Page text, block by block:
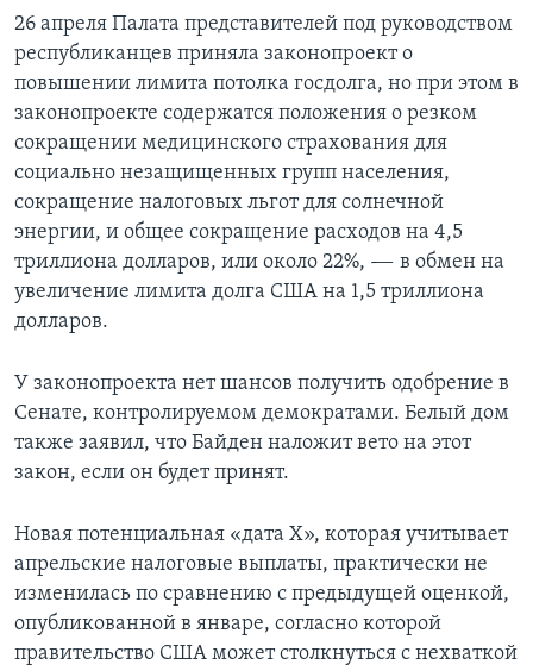
26 апреля Палата представителей под руководством
республиканцев приняла законопроект о
повышении лимита потолка госдолга, но при этом в
законопроекте содержатся положения о резком
сокращении медицинского страхования для
социально незащищенных групп населения,
сокращение налоговых льгот для солнечной
энергии, и общее сокращение расходов на 4,5
триллиона долларов, или около 22%, -— в обмен на
увеличение лимита долга США на 1,5 триллиона
долларов.
У законопроекта нет шансов получить одобрение в
Сенате, контролируемом демократами. Белый дом
также заявил, что Байден наложит вето на этот
закон, если он будет принят.
Новая потенциальная «дата Х», которая учитывает
апрельские налоговые выплаты, практически не
изменилась по сравнению с предыдущей оценкой,
опубликованной в январе, согласно которой
правительство США может столкнуться с нехваткой